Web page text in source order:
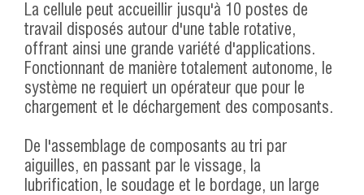
La cellule peut accueillir jusqu'à 10 postes de
travail disposés autour d'une table rotative,
offrant ainsi une grande variété d'applications.
Fonctionnant de manière totalement autonome, le
système ne requiert un opérateur que pour le
chargement et le déchargement des composants.
De l'assemblage de composants au tri par
aiguilles, en passant par le vissage, la
lubrification, le soudage et le bordage, un large